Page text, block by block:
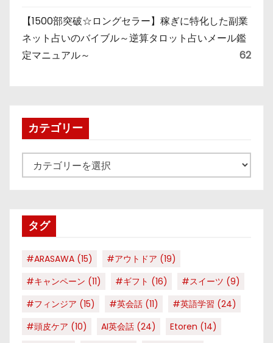
【1500部突破☆ロングセラー】稼ぎに特化した副業
ネット占いのバイブル～逆算タロット占いメール鑑
定マニュアル～
62
カテゴリー
テ
ータグ
#ARASAWA (15) #アウトドア (19)
#キャンペーン (11) #ギフト (16) #スイーツ (9)
#フィンジア (15) #英会話 (11) #英語学習 (24)
#頭皮ケア (10) AI英会話 (24) Etoren (14)